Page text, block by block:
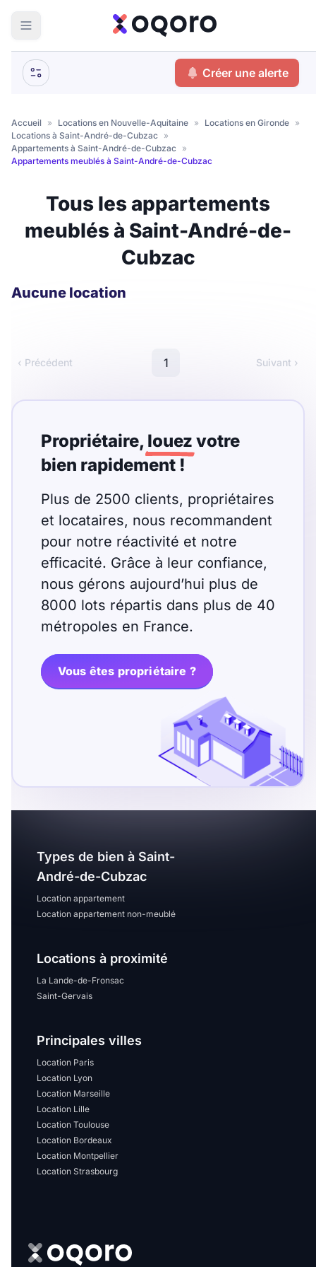
Votre
Que recherchez-vous ?
Colocation Coliving
Résidence étudiante
Meublé ?
Montant du loyer
€
Nombre de pièces
T1 T1 bis
T3 T4 T5
T7 T8 T9
T10 T11 T12
T14 T15
T16
chambres
disponibles
Espaces additionnels
Sélectionner...
Équipements des parties
Local à vélo
Disponible à partir du
Mettre en avant les
promotions sur honoraires
recherche
Créer une alerte
Accueil » Locations en Nouvelle-Aquitaine » Locations en Gironde »
Locations à Saint-André-de-Cubzac »
Appartements à Saint-André-de-Cubzac »
Appartements meublés à Saint-André-de-Cubzac
Tous les appartements
meublés à Saint-André-de-
Cubzac
Aucune location
‹ Précédent 1 Suivant ›
Propriétaire, louez votre
bien rapidement !
Plus de 2500 clients, propriétaires
et locataires, nous recommandent
pour notre réactivité et notre
efficacité. Grâce à leur confiance,
nous gérons aujourd’hui plus de
8000 lots répartis dans plus de 40
métropoles en France.
Vous êtes propriétaire ?
Types de bien à Saint-
André-de-Cubzac
Location appartement
Location appartement non-meublé
Locations à proximité
La Lande-de-Fronsac
Saint-Gervais
Principales villes
Location Paris
Location Lyon
Location Marseille
Location Lille
Location Toulouse
Location Bordeaux
Location Montpellier
Location Strasbourg